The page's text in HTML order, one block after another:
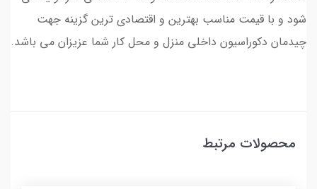
شود و با قیمت مناسب بهترین و اقتصادی ترین گزینه جهت
چیدمان دکوراسیون داخلی منزل و محل کار شما عزیزان می باشد.
محصولات مرتبط